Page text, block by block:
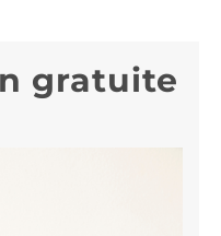
gratuite